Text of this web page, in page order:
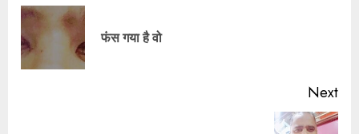
फंस गया है वो
Next